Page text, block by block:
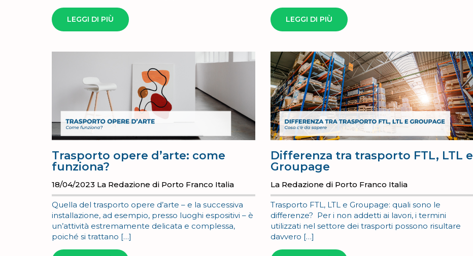
LEGGI DI PIÙ LEGGI DI PIÙ
Trasporto opere d’arte: come
funziona?
18/04/2023 La Redazione di Porto Franco Italia
Quella del trasporto opere d’arte – e la successiva
installazione, ad esempio, presso luoghi espositivi – è
un’attività estremamente delicata e complessa,
poiché si trattano […]
Differenza tra trasporto FTL, LTL e
Groupage
La Redazione di Porto Franco Italia
Trasporto FTL, LTL e Groupage: quali sono le
differenze? Per i non addetti ai lavori, i termini
utilizzati nel settore dei trasporti possono risultare
davvero […]